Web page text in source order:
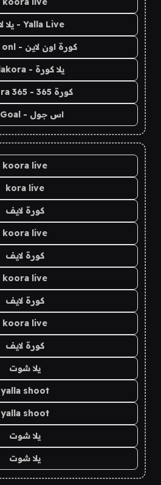
Yalla Live - يلا لايف
كورة اون لاين - koora onl
يلا كورة - yallakora
كورة 365 - kooora 365
اس جول - AS Goal
koora live
kora live
كورة لايف
koora live
كورة لايف
koora live
كورة لايف
koora live
كورة لايف
يلا شوت
yalla shoot
yalla shoot
يلا شوت
يلا شوت